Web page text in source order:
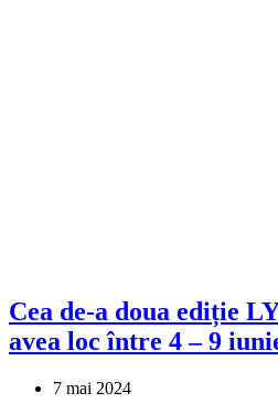
Cea de-a doua ediție
avea loc între 4 – 9
7 mai 2024